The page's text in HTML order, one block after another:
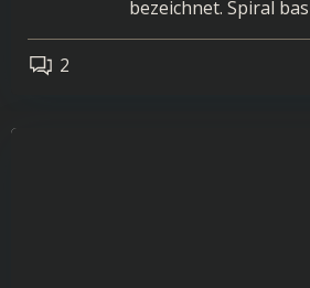
bezeichnet. Spiral
2